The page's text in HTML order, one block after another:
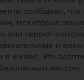
сообщают,
Некоторые
теряют
и
школе. Это